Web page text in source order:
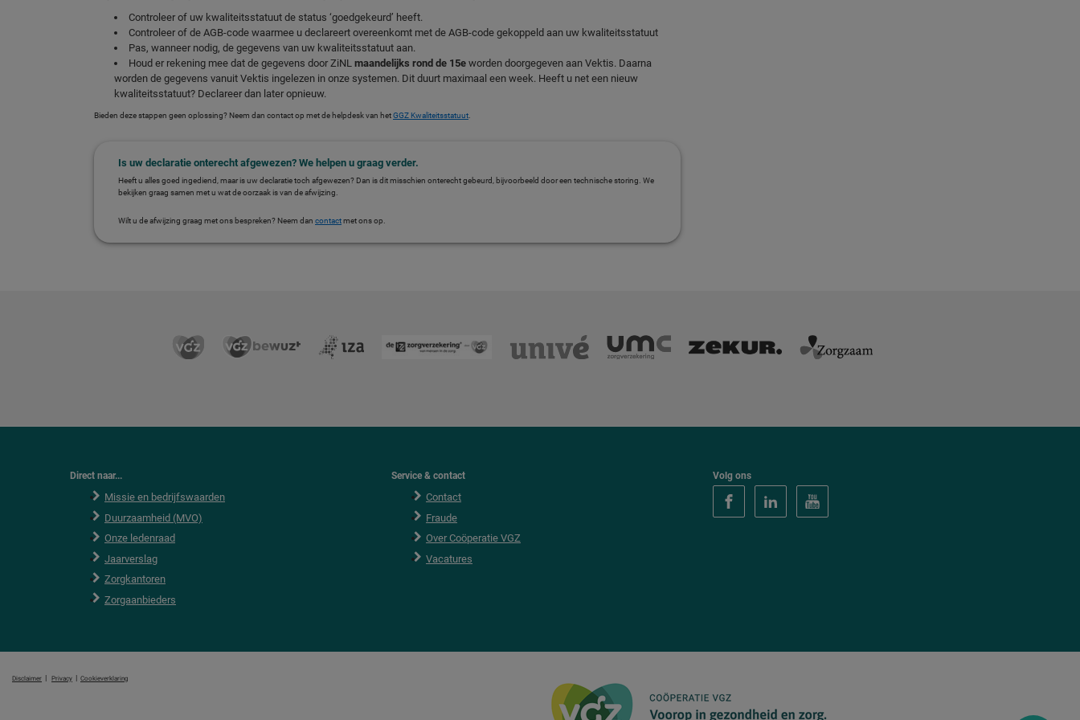
Controleer of uw kwaliteitsstatuut de status ‘goedgekeurd’ heeft.
Controleer of de AGB-code waarmee u declareert overeenkomt met de AGB-code gekoppeld aan uw kwaliteitsstatuut
Pas, wanneer nodig, de gegevens van uw kwaliteitsstatuut aan.
Houd er rekening mee dat de gegevens door ZiNL maandelijks rond de 15e worden doorgegeven aan Vektis. Daarna
worden de gegevens vanuit Vektis ingelezen in onze systemen. Dit duurt maximaal een week. Heeft u net een nieuw
kwaliteitsstatuut? Declareer dan later opnieuw.
Bieden deze stappen geen oplossing? Neem dan contact op met de helpdesk van hetGGZ Kwaliteitsstatuut.
Is uw declaratie onterecht afgewezen? We helpen u graag verder.
Heeft u alles goed ingediend, maar is uw declaratie toch afgewezen? Dan is dit misschien onterecht gebeurd, bijvoorbeeld door een technische storing. We
bekijken graag samen met u wat de oorzaak is van de afwijzing.
Wilt u de afwijzing graag met ons bespreken? Neem dan contactmet ons op.
Direct naar...
Missie en bedrijfswaarden
Duurzaamheid (MVO)
Onze ledenraad
Jaarverslag
Zorgkantoren
Zorgaanbieders
Service & contact
Contact
Fraude
Over Coöperatie VGZ
Vacatures
Volg ons
Disclaimer | Privacy | Cookieverklaring